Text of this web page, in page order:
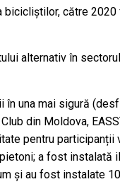
către
alternativ în
una mai sigură
din Moldova,
pentru
a fost instalată
și au fost instalate